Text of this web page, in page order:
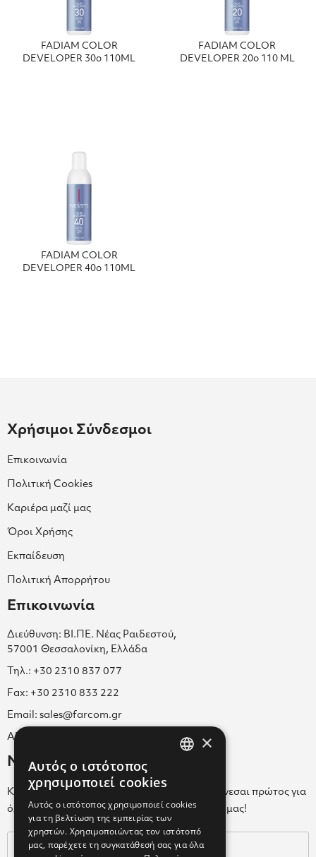
FADIAM COLOR
DEVELOPER 30o 110ML
FΑDΙΑΜ COLOR
DEVELOPER 20o 110 ΜL
FADIAM COLOR
DEVELOPER 40o 110ML
Χρήσιμοι Σύνδεσμοι
Επικοινωνία
Πολιτική Cookies
Καριέρα μαζί μας
Όροι Χρήσης
Εκπαίδευση
Πολιτική Απορρήτου
Επικοινωνία
Διεύθυνση: ΒΙ.ΠΕ. Νέας Ραιδεστού,
57001 Θεσσαλονίκη, Ελλάδα
Τηλ.: +30 2310 837 077
Fax: +30 2310 833 222
Email: sales@farcom.gr
ΑΡ.Γ.Ε.ΜΗ. 038365205000
Newsletter
Κάνε εγγραφή στο Newsletter για να ενημερώνεσαι πρώτος για
όλα τα νέα μας και τα ολοκαίνουρια προϊόντα μας!
×
Αυτός ο ιστότοπος
χρησιμοποιεί cookies
Αυτός ο ιστότοπος χρησιμοποιεί cookies
για τη βελτίωση της εμπειρίας των
χρηστών. Χρησιμοποιώντας τον ιστότοπό
μας, παρέχετε τη συγκατάθεσή σας για όλα